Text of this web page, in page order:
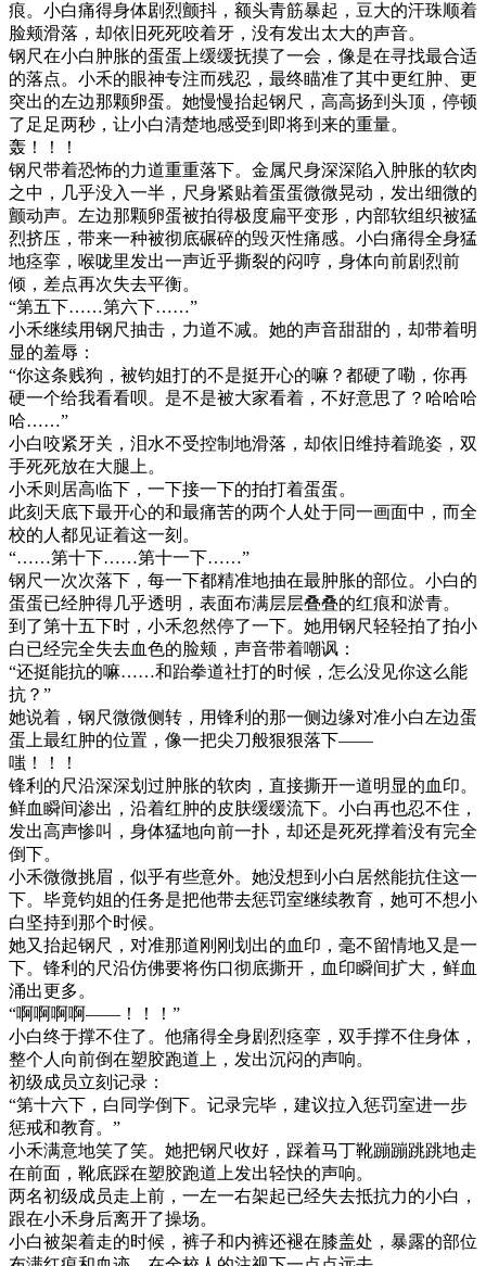
痕。小白痛得身体剧烈颤抖，额头青筋暴起，豆大的汗珠顺着
脸颊滑落，却依旧死死咬着牙，没有发出太大的声音。
钢尺在小白肿胀的蛋蛋上缓缓抚摸了一会，像是在寻找最合适
的落点。小禾的眼神专注而残忍，最终瞄准了其中更红肿、更
突出的左边那颗卵蛋。她慢慢抬起钢尺，高高扬到头顶，停顿
了足足两秒，让小白清楚地感受到即将到来的重量。
轰！！！
钢尺带着恐怖的力道重重落下。金属尺身深深陷入肿胀的软肉
之中，几乎没入一半，尺身紧贴着蛋蛋微微晃动，发出细微的
颤动声。左边那颗卵蛋被拍得极度扁平变形，内部软组织被猛
烈挤压，带来一种被彻底碾碎的毁灭性痛感。小白痛得全身猛
地痉挛，喉咙里发出一声近乎撕裂的闷哼，身体向前剧烈前
倾，差点再次失去平衡。
“第五下……第六下……”
小禾继续用钢尺抽击，力道不减。她的声音甜甜的，却带着明
显的羞辱：
“你这条贱狗，被钧姐打的不是挺开心的嘛？都硬了嘞，你再
硬一个给我看看呗。是不是被大家看着，不好意思了？哈哈哈
哈……”
小白咬紧牙关，泪水不受控制地滑落，却依旧维持着跪姿，双
手死死放在大腿上。
小禾则居高临下，一下接一下的拍打着蛋蛋。
此刻天底下最开心的和最痛苦的两个人处于同一画面中，而全
校的人都见证着这一刻。
“……第十下……第十一下……”
钢尺一次次落下，每一下都精准地抽在最肿胀的部位。小白的
蛋蛋已经肿得几乎透明，表面布满层层叠叠的红痕和淤青。
到了第十五下时，小禾忽然停了一下。她用钢尺轻轻拍了拍小
白已经完全失去血色的脸颊，声音带着嘲讽：
“还挺能抗的嘛……和跆拳道社打的时候，怎么没见你这么能
抗？”
她说着，钢尺微微侧转，用锋利的那一侧边缘对准小白左边蛋
蛋上最红肿的位置，像一把尖刀般狠狠落下——
嗤！！！
锋利的尺沿深深划过肿胀的软肉，直接撕开一道明显的血印。
鲜血瞬间渗出，沿着红肿的皮肤缓缓流下。小白再也忍不住，
发出高声惨叫，身体猛地向前一扑，却还是死死撑着没有完全
倒下。
小禾微微挑眉，似乎有些意外。她没想到小白居然能抗住这一
下。毕竟钧姐的任务是把他带去惩罚室继续教育，她可不想小
白坚持到那个时候。
她又抬起钢尺，对准那道刚刚划出的血印，毫不留情地又是一
下。锋利的尺沿仿佛要将伤口彻底撕开，血印瞬间扩大，鲜血
涌出更多。
“啊啊啊啊——！！！”
小白终于撑不住了。他痛得全身剧烈痉挛，双手撑不住身体，
整个人向前倒在塑胶跑道上，发出沉闷的声响。
初级成员立刻记录：
“第十六下，白同学倒下。记录完毕，建议拉入惩罚室进一步
惩戒和教育。”
小禾满意地笑了笑。她把钢尺收好，踩着马丁靴蹦蹦跳跳地走
在前面，靴底踩在塑胶跑道上发出轻快的声响。
两名初级成员走上前，一左一右架起已经失去抵抗力的小白，
跟在小禾身后离开了操场。
小白被架着走的时候，裤子和内裤还褪在膝盖处，暴露的部位